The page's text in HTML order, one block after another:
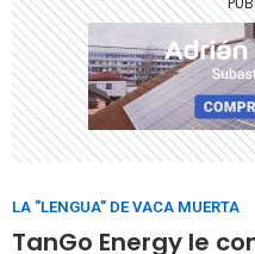
LA "LENGUA" DE VACA MUERTA
TanGo Energy le